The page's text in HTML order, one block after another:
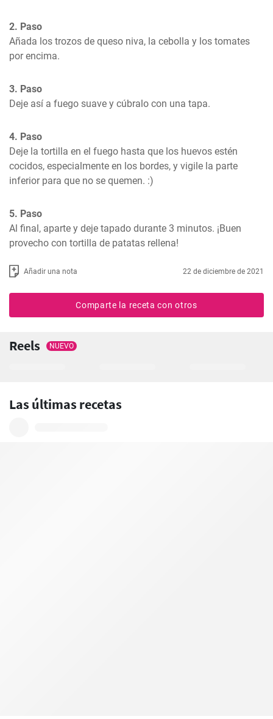
2. Paso
Añada los trozos de queso niva, la cebolla y los tomates
por encima.
3. Paso
Deje así a fuego suave y cúbralo con una tapa.
4. Paso
Deje la tortilla en el fuego hasta que los huevos estén
cocidos, especialmente en los bordes, y vigile la parte
inferior para que no se quemen. :)
5. Paso
Al final, aparte y deje tapado durante 3 minutos. ¡Buen
provecho con tortilla de patatas rellena!
Añadir una nota 22 de diciembre de 2021
Comparte la receta con otros
Reels NUEVO
Las últimas recetas